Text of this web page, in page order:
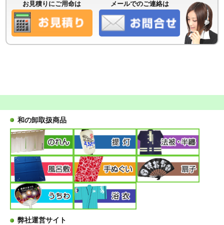
お見積りにご用命は メールでのご連絡は
和の卸取扱商品
弊社運営サイト